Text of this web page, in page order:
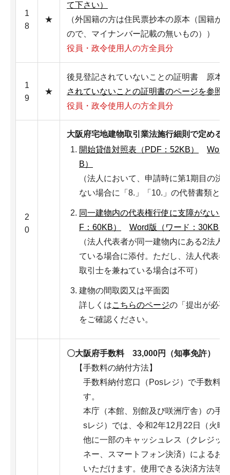
1
8
★
て下さい）
（外国籍の方は住民票抄本の原本（国籍が
ので、マイナンバー記載の無いもの））
役員・政令使用人の方全員分
1
9
★
後見登記されていないことの証明書 原
されていないことの証明書のページを参照
役員・政令使用人の方全員分
2
0
大阪府宅地建物取引業法施行細則で定める
開始貸借対照表（PDF：52KB）
Word
B）
（法人において、申請時に第1期目の決
ない場合に「8.」「10.」の代替書類と
同一建物内の代表権行使に支障がない
F：60KB）
Word版（ワード：30KB）
（法人代表者が同一建物内にある2法人
ている場合に添付。ただし、法人代表者
取引士を兼ねている場合は不可）
建物の間取図又は平面図
詳しくはこちらのページの「提出が必要
をご確認ください。
〇大阪府手数料 33,000円（知事免許）
【手数料の納付方法】
手数料納付窓口（Posレジ）で手数料
す。
本庁（本館、別館及び咲洲庁舎）の手
sレジ）では、令和2年12月22日（火曜
他に一部のキャッシュレス（クレジッ
ネー、スマートフォン決済）によるお
いただけます。使用できる決済方法等